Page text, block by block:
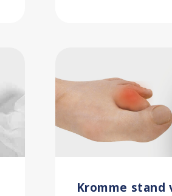
Kromme stand